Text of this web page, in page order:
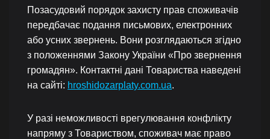
Позасудовий порядок захисту прав споживачів
передбачає подання письмових, електронних
або усних звернень. Вони розглядаються згідно
з положеннями Закону України «Про звернення
громадян». Контактні дані Товариства наведені
на сайті: hroshidozarplaty.com.ua.
У разі неможливості врегулювання конфлікту
напряму з Товариством, споживач має право